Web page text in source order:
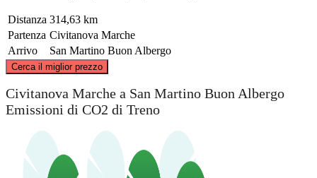
Distanza 314,63 km
Partenza Civitanova Marche
Arrivo
San Martino Buon Albergo
Cerca il miglior prezzo
©CARTO
Civitanova Marche a San Martino Buon Albergo
Emissioni di CO2 di Treno